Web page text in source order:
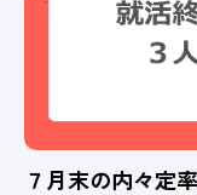
７月末の内々定